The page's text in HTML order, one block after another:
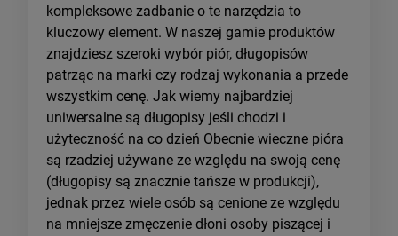
kompleksowe zadbanie o te narzędzia to
kluczowy element. W naszej gamie produktów
znajdziesz szeroki wybór piór, długopisów
patrząc na marki czy rodzaj wykonania a przede
wszystkim cenę. Jak wiemy najbardziej
uniwersalne są długopisy jeśli chodzi i
użyteczność na co dzień Obecnie wieczne pióra
są rzadziej używane ze względu na swoją cenę
(długopisy są znacznie tańsze w produkcji),
jednak przez wiele osób są cenione ze względu
na mniejsze zmęczenie dłoni osoby piszącej i